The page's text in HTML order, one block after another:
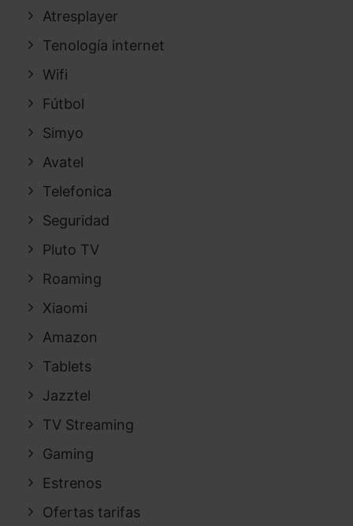
Atresplayer
Tenología internet
Wifi
Fútbol
Simyo
Avatel
Telefonica
Seguridad
Pluto TV
Roaming
Xiaomi
Amazon
Tablets
Jazztel
TV Streaming
Gaming
Estrenos
Ofertas tarifas